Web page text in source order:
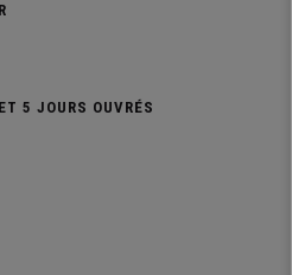
5 JOURS OUVRÉS